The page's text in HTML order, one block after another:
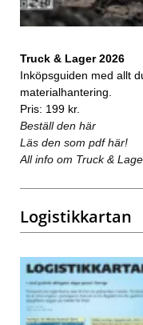
Truck & Lager 2026
Inköpsguiden med allt
materialhantering.
Pris: 199 kr.
Beställ den här
Läs den som pdf här!
All info om Truck &
Logistikkartan